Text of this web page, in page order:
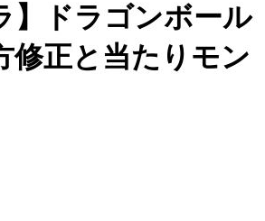
】ドラゴンボール
修正と当たりモン